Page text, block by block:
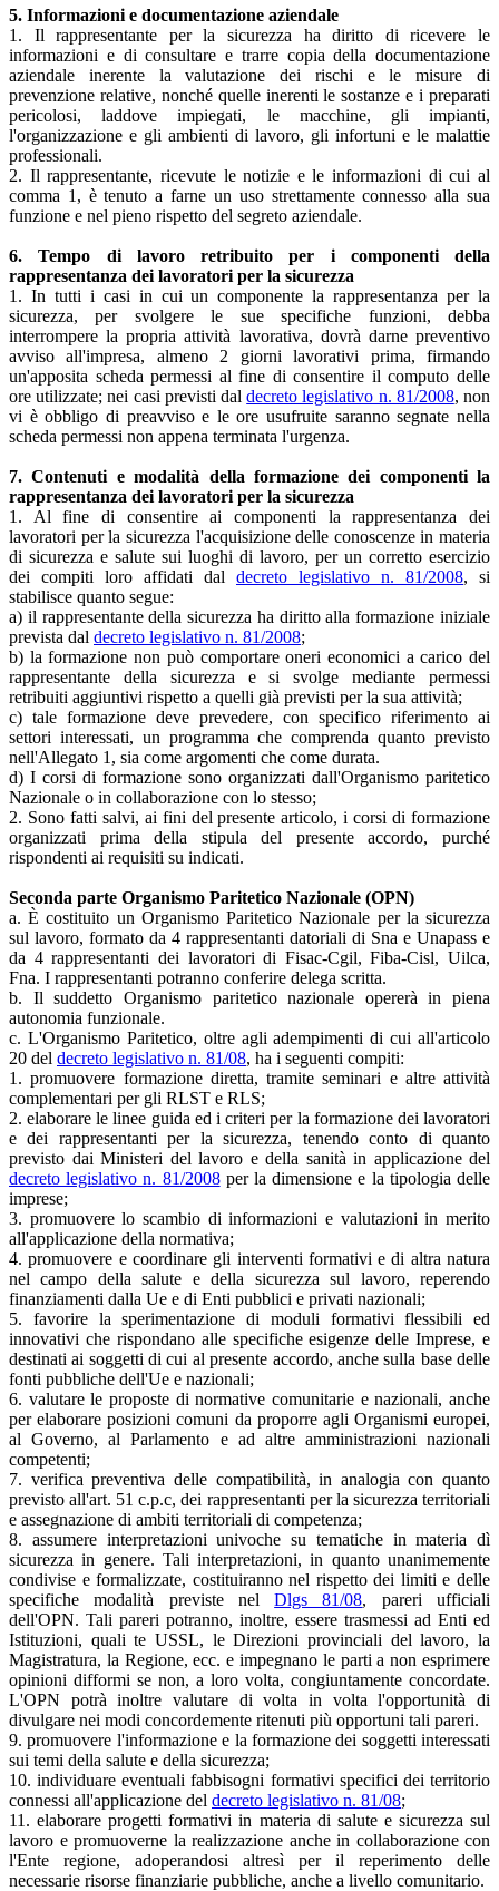
5. Informazioni e documentazione aziendale
1. Il rappresentante per la sicurezza ha diritto di ricevere le
informazioni e di consultare e trarre copia della documentazione
aziendale inerente la valutazione dei rischi e le misure di
prevenzione relative, nonché quelle inerenti le sostanze e i preparati
pericolosi, laddove impiegati, le macchine, gli impianti,
l'organizzazione e gli ambienti di lavoro, gli infortuni e le malattie
professionali.
2. Il rappresentante, ricevute le notizie e le informazioni di cui al
comma 1, è tenuto a farne un uso strettamente connesso alla sua
funzione e nel pieno rispetto del segreto aziendale.
6. Tempo di lavoro retribuito per i componenti della
rappresentanza dei lavoratori per la sicurezza
1. In tutti i casi in cui un componente la rappresentanza per la
sicurezza, per svolgere le sue specifiche funzioni, debba
interrompere la propria attività lavorativa, dovrà darne preventivo
avviso all'impresa, almeno 2 giorni lavorativi prima, firmando
un'apposita scheda permessi al fine di consentire il computo delle
ore utilizzate; nei casi previsti daldecreto legislativo n. 81/2008, non
vi è obbligo di preavviso e le ore usufruite saranno segnate nella
scheda permessi non appena terminata l'urgenza.
7. Contenuti e modalità della formazione dei componenti la
rappresentanza dei lavoratori per la sicurezza
1. Al fine di consentire ai componenti la rappresentanza dei
lavoratori per la sicurezza l'acquisizione delle conoscenze in materia
di sicurezza e salute sui luoghi di lavoro, per un corretto esercizio
dei compiti loro affidati dal decreto legislativo n. 81/2008, si
stabilisce quanto segue:
a) il rappresentante della sicurezza ha diritto alla formazione iniziale
prevista dal decreto legislativo n. 81/2008;
b) la formazione non può comportare oneri economici a carico del
rappresentante della sicurezza e si svolge mediante permessi
retribuiti aggiuntivi rispetto a quelli già previsti per la sua attività;
c) tale formazione deve prevedere, con specifico riferimento ai
settori interessati, un programma che comprenda quanto previsto
nell'Allegato 1, sia come argomenti che come durata.
d) I corsi di formazione sono organizzati dall'Organismo paritetico
Nazionale o in collaborazione con lo stesso;
2. Sono fatti salvi, ai fini del presente articolo, i corsi di formazione
organizzati prima della stipula del presente accordo, purché
rispondenti ai requisiti su indicati.
Seconda parte Organismo Paritetico Nazionale (OPN)
a. È costituito un Organismo Paritetico Nazionale per la sicurezza
sul lavoro, formato da 4 rappresentanti datoriali di Sna e Unapass e
da 4 rappresentanti dei lavoratori di Fisac-Cgil, Fiba-Cisl, Uilca,
Fna. I rappresentanti potranno conferire delega scritta.
b. Il suddetto Organismo paritetico nazionale opererà in piena
autonomia funzionale.
c. L'Organismo Paritetico, oltre agli adempimenti di cui all'articolo
20 del decreto legislativo n. 81/08, ha i seguenti compiti:
1. promuovere formazione diretta, tramite seminari e altre attività
complementari per gli RLST e RLS;
2. elaborare le linee guida ed i criteri per la formazione dei lavoratori
e dei rappresentanti per la sicurezza, tenendo conto di quanto
previsto dai Ministeri del lavoro e della sanità in applicazione del
decreto legislativo n. 81/2008per la dimensione e la tipologia delle
imprese;
3. promuovere lo scambio di informazioni e valutazioni in merito
all'applicazione della normativa;
4. promuovere e coordinare gli interventi formativi e di altra natura
nel campo della salute e della sicurezza sul lavoro, reperendo
finanziamenti dalla Ue e di Enti pubblici e privati nazionali;
5. favorire la sperimentazione di moduli formativi flessibili ed
innovativi che rispondano alle specifiche esigenze delle Imprese, e
destinati ai soggetti di cui al presente accordo, anche sulla base delle
fonti pubbliche dell'Ue e nazionali;
6. valutare le proposte di normative comunitarie e nazionali, anche
per elaborare posizioni comuni da proporre agli Organismi europei,
al Governo, al Parlamento e ad altre amministrazioni nazionali
competenti;
7. verifica preventiva delle compatibilità, in analogia con quanto
previsto all'art. 51 c.p.c, dei rappresentanti per la sicurezza territoriali
e assegnazione di ambiti territoriali di competenza;
8. assumere interpretazioni univoche su tematiche in materia dì
sicurezza in genere. Tali interpretazioni, in quanto unanimemente
condivise e formalizzate, costituiranno nel rispetto dei limiti e delle
specifiche modalità previste nelDlgs 81/08, pareri ufficiali
dell'OPN. Tali pareri potranno, inoltre, essere trasmessi ad Enti ed
Istituzioni, quali te USSL, le Direzioni provinciali del lavoro, la
Magistratura, la Regione, ecc. e impegnano le parti a non esprimere
opinioni difformi se non, a loro volta, congiuntamente concordate.
L'OPN potrà inoltre valutare di volta in volta l'opportunità di
divulgare nei modi concordemente ritenuti più opportuni tali pareri.
9. promuovere l'informazione e la formazione dei soggetti interessati
sui temi della salute e della sicurezza;
10. individuare eventuali fabbisogni formativi specifici dei territorio
connessi all'applicazione del decreto legislativo n. 81/08;
11. elaborare progetti formativi in materia di salute e sicurezza sul
lavoro e promuoverne la realizzazione anche in collaborazione con
l'Ente regione, adoperandosi altresì per il reperimento delle
necessarie risorse finanziarie pubbliche, anche a livello comunitario.